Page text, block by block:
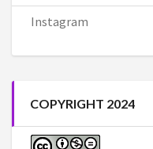
Instagram
COPYRIGHT 2024